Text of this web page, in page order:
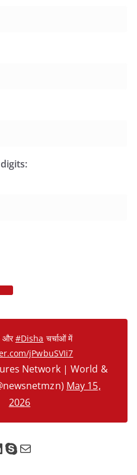
और#Disha चर्चाओं में
jPwbuSVIi7
Network | World &
May 15,
2026
Skype Mail